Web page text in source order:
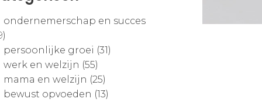
ondernemerschap en succes
persoonlijke groei (31)
werk en welzijn (55)
mama en welzijn (25)
bewust opvoeden (13)